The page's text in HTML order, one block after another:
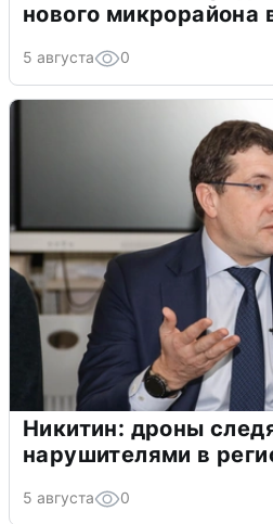
нового микрорайона
5 августа 0
Никитин: дроны
нарушителями в
5 августа 0